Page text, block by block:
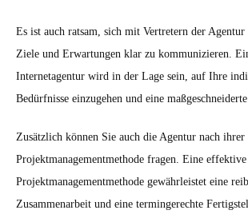
Es ist auch ratsam, sich mit Vertretern der
Ziele und Erwartungen klar zu kommunizieren.
Internetagentur wird in der Lage sein, auf Ihre
Bedürfnisse einzugehen und eine
Zusätzlich können Sie auch die Agentur nach ihrer
Projektmanagementmethode fragen. Eine effektive
Projektmanagementmethode gewährleistet eine
Zusammenarbeit und eine termingerechte